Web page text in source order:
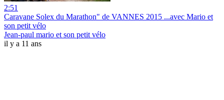
2:51
Caravane Solex du Marathon" de VANNES 2015 ...avec Mario et
son petit vélo
Jean-paul mario et son petit vélo
il y a 11 ans